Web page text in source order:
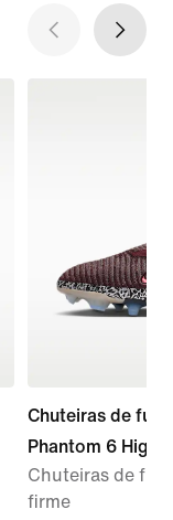
Chuteiras de
Phantom 6 High
Chuteiras de
firme